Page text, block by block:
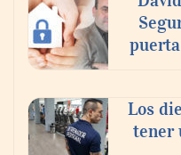
capacidad técnica
Los
tener